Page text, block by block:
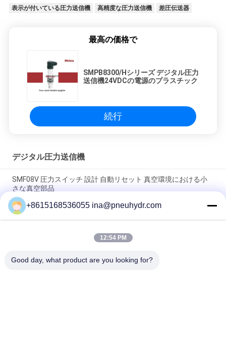
表示が付いている圧力送信機 高精度な圧力送信機 差圧伝送器
最高の価格で
SMPB8300/Hシリーズ デジタル圧力
送信機24VDCの電源のプラスチック
続行
デジタル圧力送信機
SMF08V 圧力スイッチ 設計 自動リセット 真空環境における小
さな真空部品
SMF08A 1/8 1/4 高圧スイッチ 固定セットポイント 自動リセッ
ト 空気水圧スイッチ NBSANMINSE
SMF 19 圧力スイッチ 1/4 G NPT T 空気圧縮ポンプのための信頼
+8615168536055 ina@pneuhydr.com
12:54 PM
Good day, what product are you looking for?